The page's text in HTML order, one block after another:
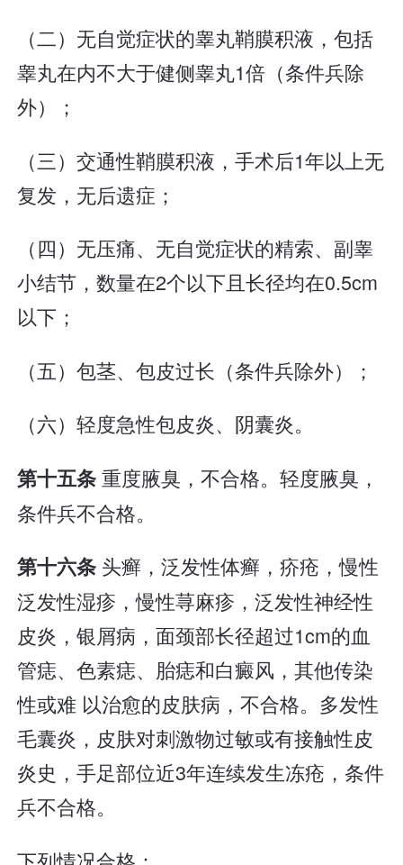
（二）无自觉症状的睾丸鞘膜积液，包括
睾丸在内不大于健侧睾丸1倍（条件兵除
外）；
（三）交通性鞘膜积液，手术后1年以上无
复发，无后遗症；
（四）无压痛、无自觉症状的精索、副睾
小结节，数量在2个以下且长径均在0.5cm
以下；
（五）包茎、包皮过长（条件兵除外）；
（六）轻度急性包皮炎、阴囊炎。
第十五条重度腋臭，不合格。轻度腋臭，
条件兵不合格。
第十六条 头癣，泛发性体癣，疥疮，慢性
泛发性湿疹，慢性荨麻疹，泛发性神经性
皮炎，银屑病，面颈部长径超过1cm的血
管痣、色素痣、胎痣和白癜风，其他传染
性或难 以治愈的皮肤病，不合格。多发性
毛囊炎，皮肤对刺激物过敏或有接触性皮
炎史，手足部位近3年连续发生冻疮，条件
兵不合格。